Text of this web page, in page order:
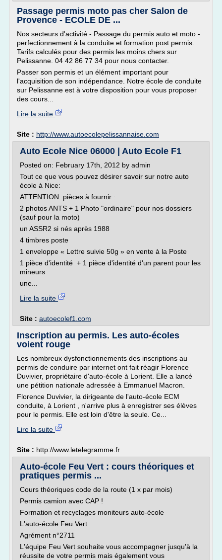
Passage permis moto pas cher Salon de
Provence - ECOLE DE ...
Nos secteurs d'activité - Passage du permis auto et moto -
perfectionnement à la conduite et formation post permis.
Tarifs calculés pour des permis les moins chers sur
Pelissanne. 04 42 86 77 34 pour nous contacter.
Passer son permis et un élément important pour
l'acquisition de son indépendance. Notre école de conduite
sur Pelissanne est à votre disposition pour vous proposer
des cours...
Lire la suite
Site : http://www.autoecolepelissannaise.com
Auto Ecole Nice 06000 | Auto Ecole F1
Posted on: February 17th, 2012 by admin
Tout ce que vous pouvez désirer savoir sur notre auto
école à Nice:
ATTENTION: pièces à fournir :
2 photos ANTS + 1 Photo "ordinaire" pour nos dossiers
(sauf pour la moto)
un ASSR2 si nés après 1988
4 timbres poste
1 enveloppe « Lettre suivie 50g » en vente à la Poste
1 pièce d'identité + 1 pièce d'identité d'un parent pour les
mineurs
une...
Lire la suite
Site : autoecolef1.com
Inscription au permis. Les auto-écoles
voient rouge
Les nombreux dysfonctionnements des inscriptions au
permis de conduire par internet ont fait réagir Florence
Duvivier, propriétaire d'auto-école à Lorient. Elle a lancé
une pétition nationale adressée à Emmanuel Macron.
Florence Duvivier, la dirigeante de l'auto-école ECM
conduite, à Lorient , n'arrive plus à enregistrer ses élèves
pour le permis. Elle est loin d'être la seule. Ce...
Lire la suite
Site : http://www.letelegramme.fr
Auto-école Feu Vert : cours théoriques et
pratiques permis ...
Cours théoriques code de la route (1 x par mois)
Permis camion avec CAP !
Formation et recyclages moniteurs auto-école
L'auto-école Feu Vert
Agrément n°2711
L'équipe Feu Vert souhaite vous accompagner jusqu'à la
réussite de votre permis mais également vous